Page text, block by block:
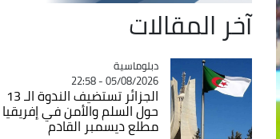
آخر المقالات
Catégorie
دبلوماسية
05/08/2026 - 22:58
الجزائر تستضيف الندوة الـ 13
حول السلم والأمن في إفريقيا
مطلع ديسمبر القادم